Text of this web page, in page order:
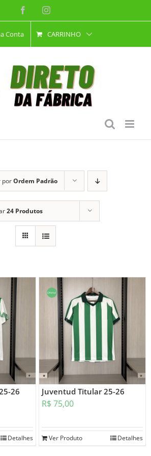
FacebookInstagram
Conta CARRINHO
porOrdem Padrão
24 Produtos
26
Detalhes
Oferta!
Juventud Titular 25-26
R$ 75,00
Ver Produto Detalhes